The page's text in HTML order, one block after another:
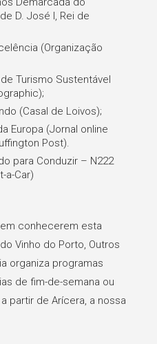
D. José I, Rei de
(Organização
Turismo Sustentável
(Casal de Loivos);
Europa (Jornal online
Post).
para Conduzir – N222
a-Car)
conhecerem esta
Vinho do Porto, Outros
organiza programas
de fim-de-semana ou
partir de Arícera, a nossa